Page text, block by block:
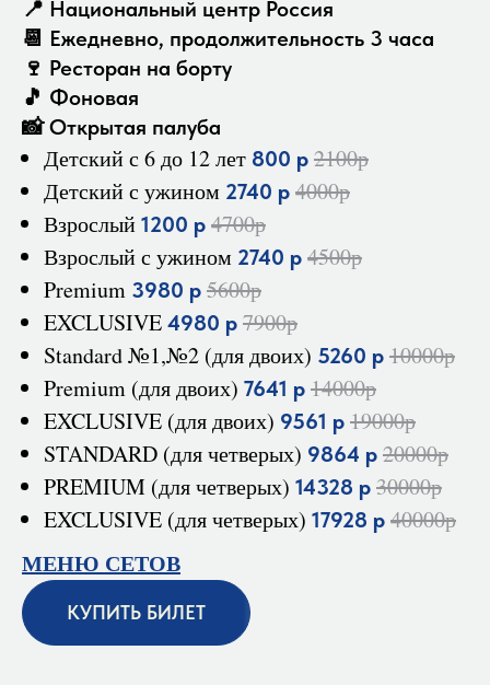
📍 Национальный центр Россия
📆 Ежедневно, продолжительность 3 часа
🍷 Ресторан на борту
🎵 Фоновая
📸 Открытая палуба
Детский с 6 до 12 лет 800 р 2100р
Детский с ужином 2740 р 4000р
Взрослый 1200 р 4700р
Взрослый с ужином 2740 р 4500р
Premium 3980 р 5600р
EXCLUSIVE 4980 р 7900р
Standard №1,№2 (для двоих) 5260 р 10000р
Premium (для двоих) 7641 р 14000р
EXCLUSIVE (для двоих) 9561 р 19000р
STANDARD (для четверых) 9864 р 20000р
PREMIUM (для четверых) 14328 р 30000р
EXCLUSIVE (для четверых) 17928 р 40000р
МЕНЮ СЕТОВ
КУПИТЬ БИЛЕТ